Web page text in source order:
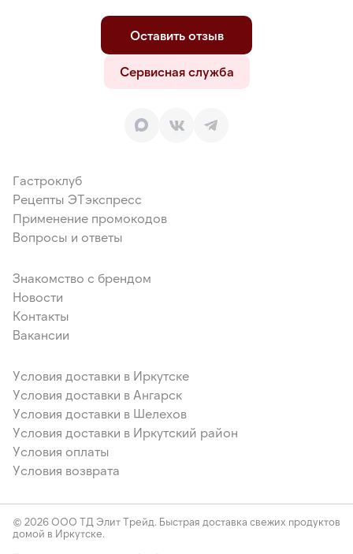
Оставить отзыв
Сервисная служба
Гастроклуб
Рецепты ЭТэкспресс
Применение промокодов
Вопросы и ответы
Знакомство с брендом
Новости
Контакты
Вакансии
Условия доставки в Иркутске
Условия доставки в Ангарск
Условия доставки в Шелехов
Условия доставки в Иркутский район
Условия оплаты
Условия возврата
© 2026 ООО ТД Элит Трейд. Быстрая доставка свежих продуктов
домой в Иркутске.